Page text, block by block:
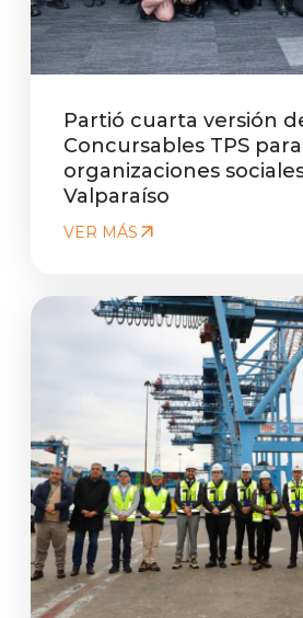
Partió cuarta versión
Concursables TPS para
organizaciones
Valparaíso
VER MÁS